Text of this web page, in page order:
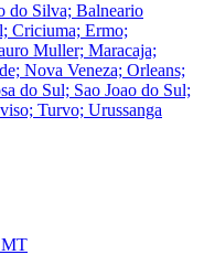
do Silva; Balneario
Criciuma; Ermo;
Muller; Maracaja;
Nova Veneza; Orleans;
do Sul; Sao Joao do Sul;
Turvo; Urussanga
MT